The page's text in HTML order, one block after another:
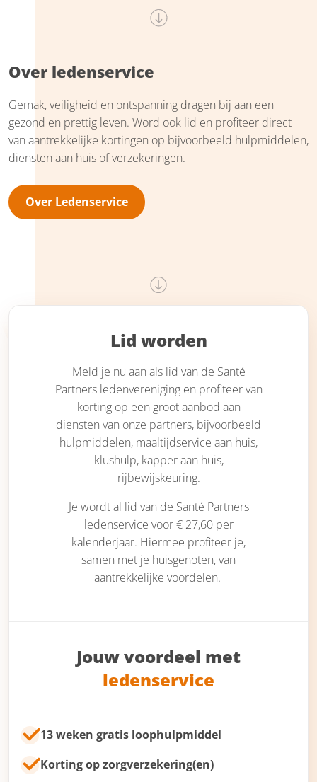
Over ledenservice
Gemak, veiligheid en ontspanning dragen bij aan een
gezond en prettig leven. Word ook lid en profiteer direct
van aantrekkelijke kortingen op bijvoorbeeld hulpmiddelen,
diensten aan huis of verzekeringen.
Over Ledenservice
Lid worden
Meld je nu aan als lid van de Santé
Partners ledenvereniging en profiteer van
korting op een groot aanbod aan
diensten van onze partners, bijvoorbeeld
hulpmiddelen, maaltijdservice aan huis,
klushulp, kapper aan huis,
rijbewijskeuring.
Je wordt al lid van de Santé Partners
ledenservice voor € 27,60 per
kalenderjaar. Hiermee profiteer je,
samen met je huisgenoten, van
aantrekkelijke voordelen.
Jouw voordeel met
ledenservice
13 weken gratis loophulpmiddel
Korting op zorgverzekering(en)